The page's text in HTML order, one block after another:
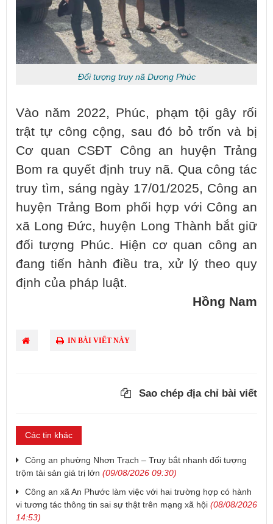
Đối tượng truy nã Dương Phúc
Vào năm 2022, Phúc, phạm tội gây rối
trật tự công cộng, sau đó bỏ trốn và bị
Cơ quan CSĐT Công an huyện Trảng
Bom ra quyết định truy nã. Qua công tác
truy tìm, sáng ngày 17/01/2025, Công an
huyện Trảng Bom phối hợp với Công an
xã Long Đức, huyện Long Thành bắt giữ
đối tượng Phúc. Hiện cơ quan công an
đang tiến hành điều tra, xử lý theo quy
định của pháp luật.
Hồng Nam
IN BÀI VIẾT NÀY
Sao chép địa chỉ bài viết
Các tin khác
Công an phường Nhơn Trạch – Truy bắt nhanh đối tượng
trộm tài sản giá trị lớn (09/08/2026 09:30)
Công an xã An Phước làm việc với hai trường hợp có hành
vi tương tác thông tin sai sự thật trên mạng xã hội (08/08/2026
14:53)